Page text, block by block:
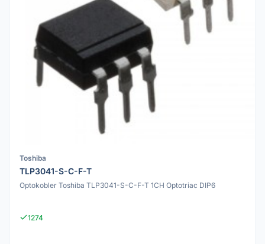
Toshiba
TLP3041-S-C-F-T
Optokobler Toshiba TLP3041-S-C-F-T 1CH Optotriac DIP6
1274